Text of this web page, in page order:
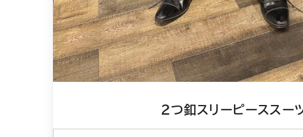
2つ釦スリーピーススー